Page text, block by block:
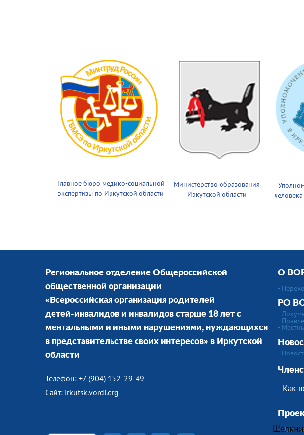
Главное бюро медико-социальной
экспертизы по Иркутской области
Министерство образования
Иркутской области
Региональное отделение Общероссийской
общественной организации
«Всероссийская организация родителей
детей-инвалидов и инвалидов старше 18 лет с
ментальными и иными нарушениями, нуждающихся
в представительстве своих интересов» в Иркутской
области
Телефон: +7 (904) 152-29-49
Сайт: irkutsk.vordi.org
О
-
РО
-
-
-
-
- Как
-